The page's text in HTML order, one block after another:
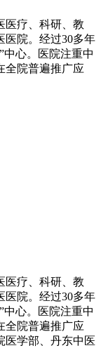
医疗、科研、教
医院。经过30多年
中心。医院注重中
全院普遍推广应
医疗、科研、教
医院。经过30多年
中心。医院注重中
全院普遍推广应
医学部、丹东中医